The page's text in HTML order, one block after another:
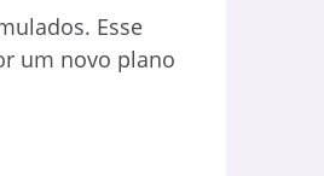
Esse
um novo plano